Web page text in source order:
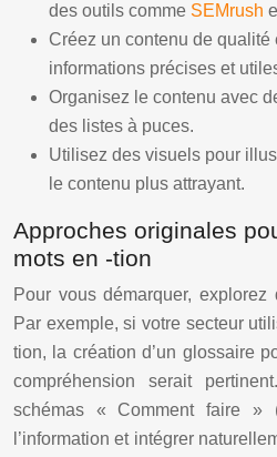
des outils comme SEMrush
Créez un contenu de qualité
informations précises et
Organisez le contenu avec
des listes à puces.
Utilisez des visuels pour
le contenu plus attrayant.
Approches originales
mots en -tion
Pour vous démarquer,
Par exemple, si votre secteur
tion, la création d’un glossaire
compréhension serait
schémas « Comment faire »
l’information et intégrer